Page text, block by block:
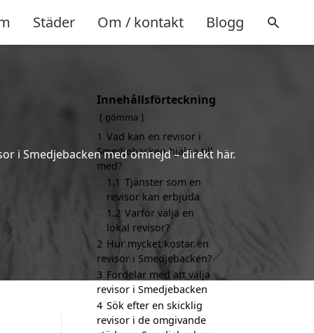
Städer Om / kontakt Blogg
i Smedjebacken med omnejd – direkt här.
Innehållsförteckning
gömma
1 Vad kan en revisor i
Smedjebacken hjälpa till
med?
1.1 Tjänster som en
revisor kan erbjuda
1.2 Varför välja en
lokal revisor?
2 Hur mycket kostar en
revisor i Smedjebacken?
3 Fördelar med att välja
revisor i Smedjebacken
4 Sök efter en skicklig
revisor i de omgivande